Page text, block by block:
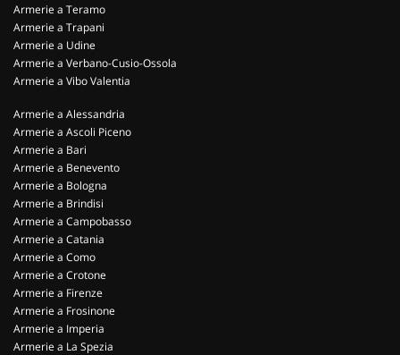
Armerie a Teramo
Armerie a Trapani
Armerie a Udine
Armerie a Verbano-Cusio-Ossola
Armerie a Vibo Valentia
Armerie a Alessandria
Armerie a Ascoli Piceno
Armerie a Bari
Armerie a Benevento
Armerie a Bologna
Armerie a Brindisi
Armerie a Campobasso
Armerie a Catania
Armerie a Como
Armerie a Crotone
Armerie a Firenze
Armerie a Frosinone
Armerie a Imperia
Armerie a La Spezia